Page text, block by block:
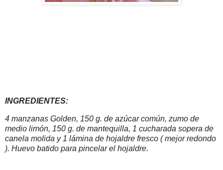
INGREDIENTES:
4 manzanas Golden, 150 g. de azúcar común, zumo de
medio limón, 150 g. de mantequilla, 1 cucharada sopera de
canela molida y 1 lámina de hojaldre fresco ( mejor redondo
). Huevo batido para pincelar el hojaldre.